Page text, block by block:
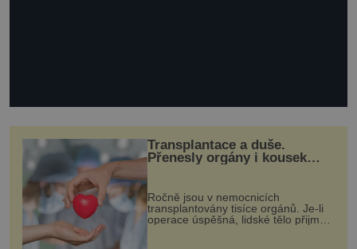
Transplantace a duše.
Přenesly orgány i kousek
Ročně jsou v nemocnicích
transplantovány tisíce orgánů. Je-li
operace úspěšná, lidské tělo přijme